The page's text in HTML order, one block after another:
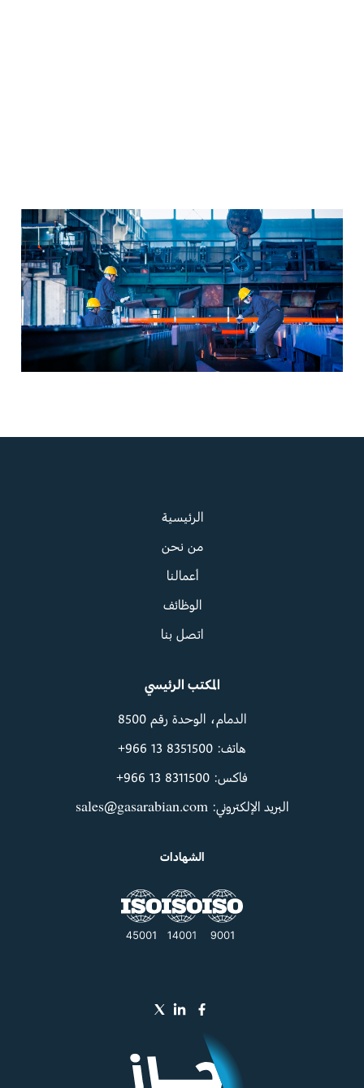
الرئيسية
من نحن
أعمالنا
الوظائف
اتصل بنا
المكتب الرئيسي
الدمام، الوحدة رقم 8500
هاتف: ‪+966 13 8351500‬
فاكس: ‪+966 13 8311500‬
البريد الإلكتروني: sales@gasarabian.com
الشهادات